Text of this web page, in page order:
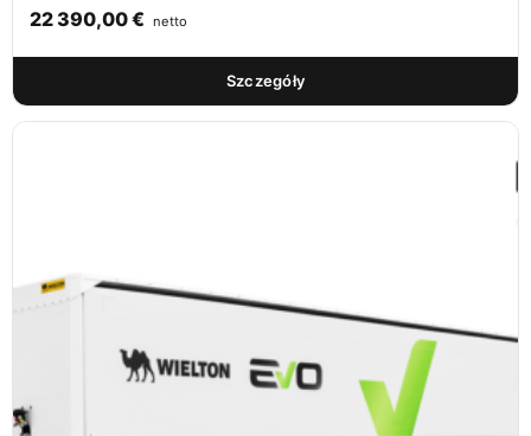
22 390,00€ netto
Szczegóły